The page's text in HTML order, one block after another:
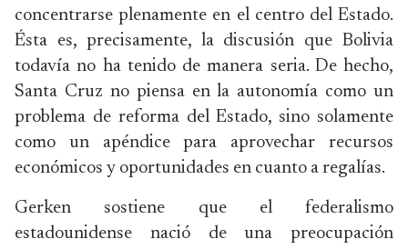
concentrarse plenamente en el centro del Estado.
Ésta es, precisamente, la discusión que Bolivia
todavía no ha tenido de manera seria. De hecho,
Santa Cruz no piensa en la autonomía como un
problema de reforma del Estado, sino solamente
como un apéndice para aprovechar recursos
económicos y oportunidades en cuanto a regalías.
Gerken sostiene que el federalismo
estadounidense nació de una preocupación